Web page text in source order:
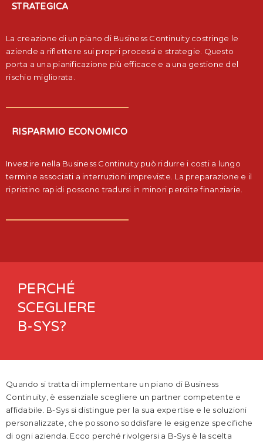
STRATEGICA
La creazione di un piano di Business Continuity costringe le
aziende a riflettere sui propri processi e strategie. Questo
porta a una pianificazione più efficace e a una gestione del
rischio migliorata.
RISPARMIO ECONOMICO
Investire nella Business Continuity può ridurre i costi a lungo
termine associati a interruzioni impreviste. La preparazione e il
ripristino rapidi possono tradursi in minori perdite finanziarie.
PERCHÉ
SCEGLIERE
B-SYS?
Quando si tratta di implementare un piano di Business
Continuity, è essenziale scegliere un partner competente e
affidabile. B-Sys si distingue per la sua expertise e le soluzioni
personalizzate, che possono soddisfare le esigenze specifiche
di ogni azienda. Ecco perché rivolgersi a B-Sys è la scelta